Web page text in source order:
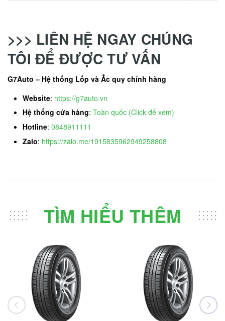
>>> LIÊN HỆ NGAY CHÚNG
TÔI ĐỂ ĐƯỢC TƯ VẤN
G7Auto – Hệ thống Lốp và Ắc quy chính hãng
Website: https://g7auto.vn
Hệ thống cửa hàng: Toàn quốc (Click để xem)
Hotline: 0848911111
Zalo: https://zalo.me/1915835962949258808
TÌM HIỂU THÊM